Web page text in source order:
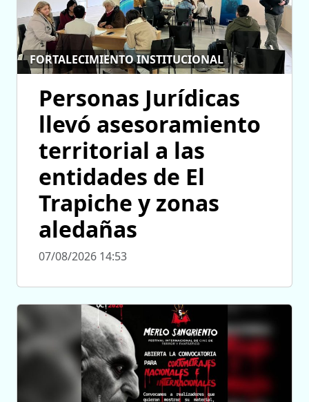
FORTALECIMIENTO INSTITUCIONAL
Personas Jurídicas
llevó asesoramiento
territorial a las
entidades de El
Trapiche y zonas
aledañas
07/08/2026 14:53